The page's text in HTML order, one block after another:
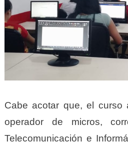
Cabe acotar que, el curso
operador de micros,
Telecomunicación e